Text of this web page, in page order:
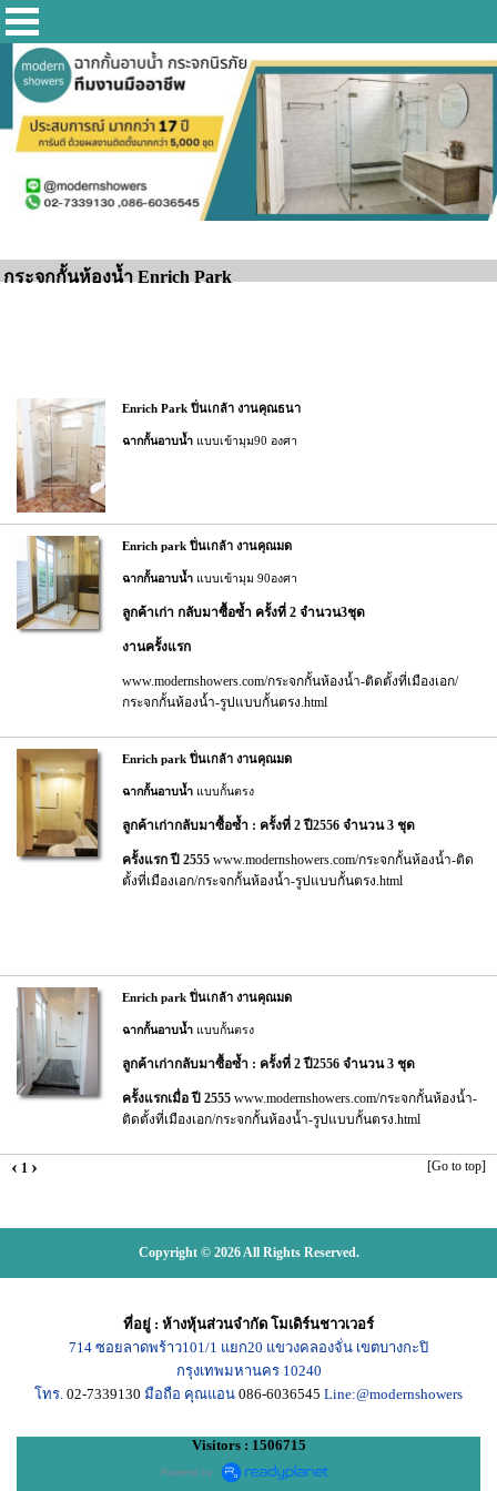
กระจกกั้นห้องน้ำ Enrich Park
Enrich Park ปิ่นเกล้า งานคุณธนา
ฉากกั้นอาบน้ำ แบบเข้ามุม90 องศา
Enrich park ปิ่นเกล้า งานคุณมด
ฉากกั้นอาบน้ำ แบบเข้ามุม 90องศา
ลูกค้าเก่า กลับมาซื้อซ้ำ ครั้งที่ 2 จำนวน3ชุด
งานครั้งแรก
www.modernshowers.com/กระจกกั้นห้องน้ำ-ติดตั้งที่เมืองเอก/
กระจกกั้นห้องน้ำ-รูปแบบกั้นตรง.html
Enrich park ปิ่นเกล้า งานคุณมด
ฉากกั้นอาบน้ำ แบบกั้นตรง
ลูกค้าเก่ากลับมาซื้อซ้ำ : ครั้งที่ 2 ปี2556 จำนวน 3 ชุด
ครั้งแรก ปี 2555 www.modernshowers.com/กระจกกั้นห้องน้ำ-ติด
ตั้งที่เมืองเอก/กระจกกั้นห้องน้ำ-รูปแบบกั้นตรง.html
Enrich park ปิ่นเกล้า งานคุณมด
ฉากกั้นอาบน้ำ แบบกั้นตรง
ลูกค้าเก่ากลับมาซื้อซ้ำ : ครั้งที่ 2 ปี2556 จำนวน 3 ชุด
ครั้งแรกเมื่อ ปี 2555 www.modernshowers.com/กระจกกั้นห้องน้ำ-
ติดตั้งที่เมืองเอก/กระจกกั้นห้องน้ำ-รูปแบบกั้นตรง.html
‹ 1 › [Go to top]
Copyright © 2026 All Rights Reserved.
ที่อยู่ : ห้างหุ้นส่วนจำกัด โมเดิร์นชาวเวอร์
714 ซอยลาดพร้าว101/1 แยก20 แขวงคลองจั่น เขตบางกะปิ
กรุงเทพมหานคร 10240
โทร. 02-7339130 มือถือ คุณแอน 086-6036545 Line:@modernshowers
Visitors : 1506715